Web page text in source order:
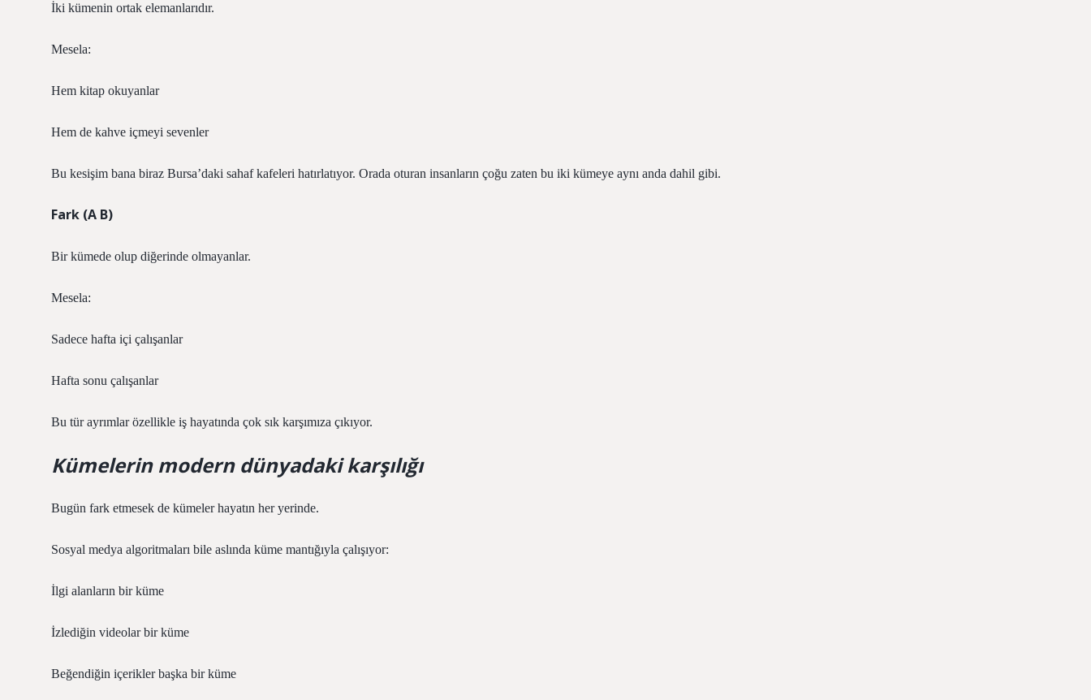
İki kümenin ortak elemanlarıdır.
Mesela:
Hem kitap okuyanlar
Hem de kahve içmeyi sevenler
Bu kesişim bana biraz Bursa’daki sahaf kafeleri hatırlatıyor. Orada oturan insanların çoğu zaten bu iki kümeye aynı anda dahil gibi.
Fark (A B)
Bir kümede olup diğerinde olmayanlar.
Mesela:
Sadece hafta içi çalışanlar
Hafta sonu çalışanlar
Bu tür ayrımlar özellikle iş hayatında çok sık karşımıza çıkıyor.
Kümelerin modern dünyadaki karşılığı
Bugün fark etmesek de kümeler hayatın her yerinde.
Sosyal medya algoritmaları bile aslında küme mantığıyla çalışıyor:
İlgi alanların bir küme
İzlediğin videolar bir küme
Beğendiğin içerikler başka bir küme